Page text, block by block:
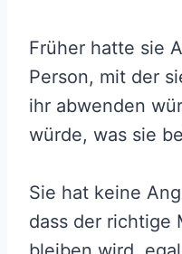
Früher hatte sie
Person, mit der
ihr abwenden
würde, was sie
Sie hat keine
dass der richtige